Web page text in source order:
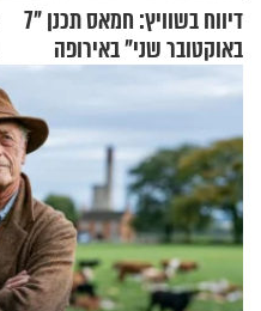
דיווח בשוויץ: חמאס תכנן "7
באוקטובר שני" באירופה